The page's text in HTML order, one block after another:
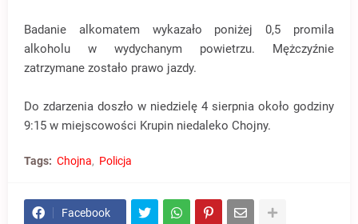
Badanie alkomatem wykazało poniżej 0,5 promila
alkoholu w wydychanym powietrzu. Mężczyźnie
zatrzymane zostało prawo jazdy.
Do zdarzenia doszło w niedzielę 4 sierpnia około godziny
9:15 w miejscowości Krupin niedaleko Chojny.
Tags: Chojna Policja
Facebook